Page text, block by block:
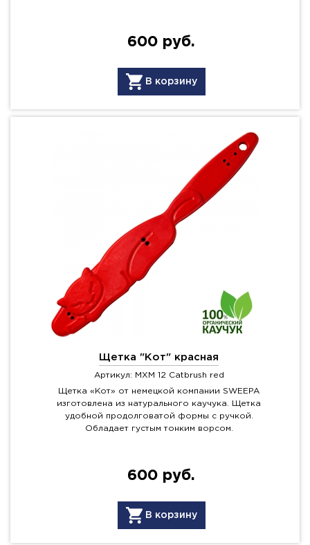
600 руб.
В корзину
Щетка "Кот" красная
Артикул: MXM 12 Catbrush red
Щетка «Кот» от немецкой компании SWEEPA
изготовлена из натурального каучука. Щетка
удобной продолговатой формы с ручкой.
Обладает густым тонким ворсом.
600 руб.
В корзину